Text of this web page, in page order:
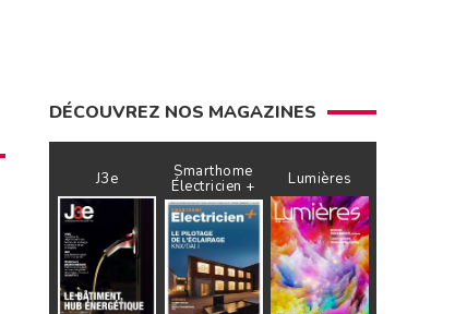
DÉCOUVREZ NOS MAGAZINES
J3e Smarthome
Électricien + Lumières